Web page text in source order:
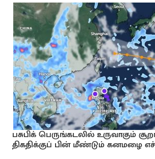
பசுபிக் பெருங்கடலில் உருவாகும்
திகதிக்குப் பின் மீண்டும் கனமழை